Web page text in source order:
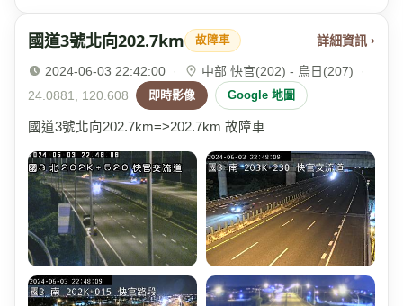
國道3號北向202.7km 故障車 詳細資訊 ›
2024-06-03 22:42:00 · 中部 快官(202) - 烏日(207)
·
24.0881, 120.608
即時影像 Google 地圖
國道3號北向202.7km=>202.7km 故障車